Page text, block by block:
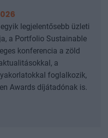
legjelentősebb üzleti
a Portfolio Sustainable
konferencia a zöld
a
foglalkozik,
Awards díjátadónak is.